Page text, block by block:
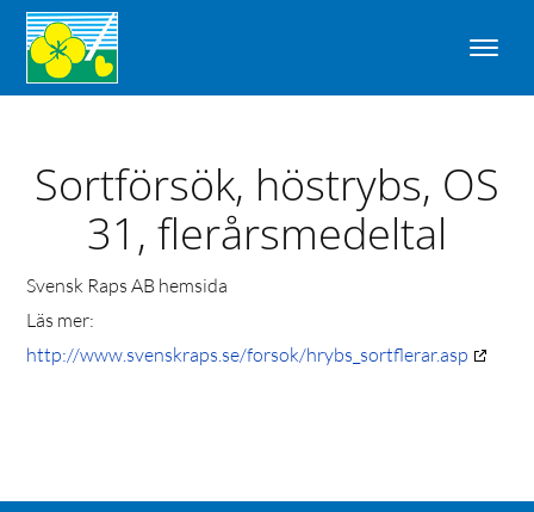
Sortförsök, höstrybs, OS
31, flerårsmedeltal
Svensk Raps AB hemsida
Läs mer:
http://www.svenskraps.se/forsok/hrybs_sortflerar.asp